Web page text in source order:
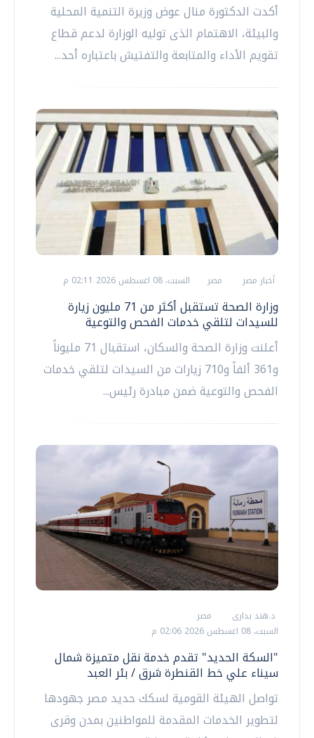
أكدت الدكتورة منال عوض وزيرة التنمية المحلية
والبيئة، الاهتمام الذى توليه الوزارة لدعم قطاع
تقويم الأداء والمتابعة والتفتيش باعتباره أحد...
أخبار مصر مصر السبت، 08 اغسطس 2026 02:11 م
وزارة الصحة تستقبل أكثر من 71 مليون زيارة
للسيدات لتلقي خدمات الفحص والتوعية
أعلنت وزارة الصحة والسكان، استقبال 71 مليوناً
و361 ألفاً و710 زيارات من السيدات لتلقي خدمات
الفحص والتوعية ضمن مبادرة رئيس...
د.هند بدارى
مصر
السبت، 08 اغسطس 2026 02:06 م
"السكة الحديد" تقدم خدمة نقل متميزة شمال
سيناء علي خط القنطرة شرق / بئر العبد
تواصل الهيئة القومية لسكك حديد مصر جهودها
لتطوير الخدمات المقدمة للمواطنين بمدن وقرى